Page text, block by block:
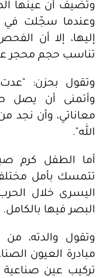
وتضيف أن عينها
وعندما سجّلت في
إليها، إلا أن
تناسب حجم محجر
وتقول بحزن: "عدت
وأتمنى أن
معاناتي، وأن نجد
الله".
تتمسك بأمل
البصر فيها بالكامل.
وتقول والدته،
مبادرة العيون
تركيب عين صناعية